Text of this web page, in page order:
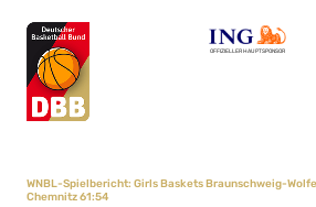
OFFIZIELLER HAUPTSPONSOR
WNBL-Spielbericht: Girls Baskets Braunschweig-
Chemnitz 61:54